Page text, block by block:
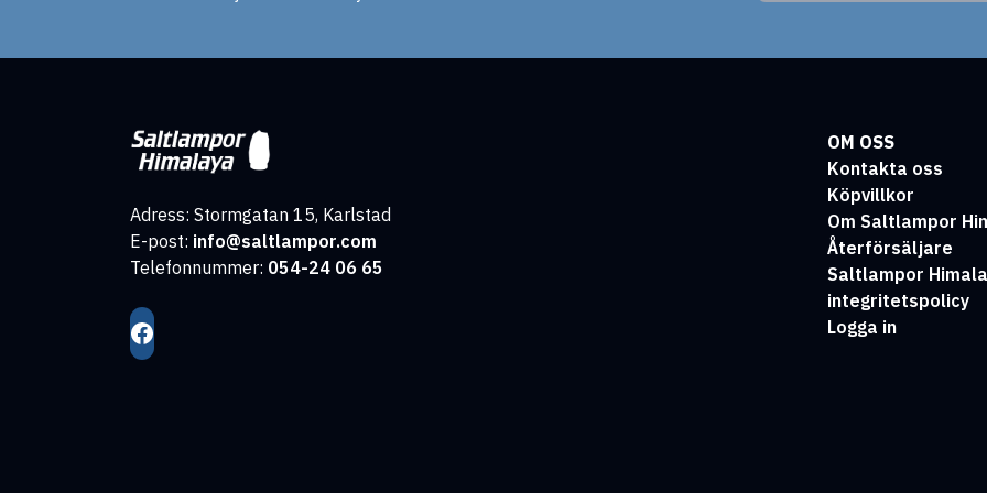
Adress: Stormgatan 15, Karlstad
E-post: info@saltlampor.com
Telefonnummer: 054-24 06 65
OM OSS
Kontakta oss
Köpvillkor
Om Saltlampor
Återförsäljare
Saltlampor
integritetspolicy
Logga in